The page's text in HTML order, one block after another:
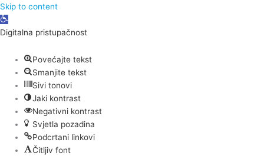
Skip to content
Open
toolbar
Digitalna pristupačnost
Povećajte tekst
Smanjite tekst
Sivi tonovi
Jaki kontrast
Negativni kontrast
Svjetla pozadina
Podcrtani linkovi
Čitljiv font
Skip
to
content